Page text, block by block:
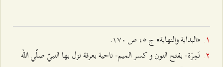
«البداية والنهاية» ج ٥، ص ۱۷۰.
نَمِرَة- بفتح النون و كسر الميم- ناحية بعرفة نزل بها النبيّ صلّي الله